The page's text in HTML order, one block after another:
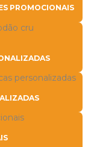
PROMOCIONAIS